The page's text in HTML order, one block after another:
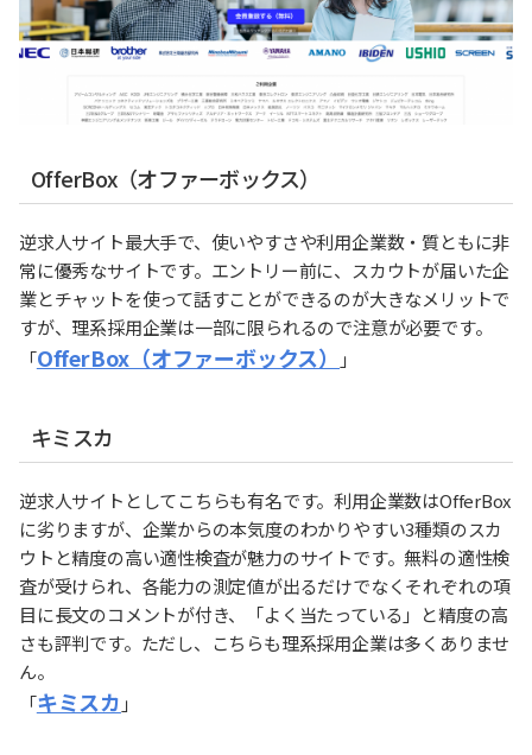
OfferBox（オファーボックス）
逆求人サイト最大手で、使いやすさや利用企業数・質ともに非
常に優秀なサイトです。エントリー前に、スカウトが届いた企
業とチャットを使って話すことができるのが大きなメリットで
すが、理系採用企業は一部に限られるので注意が必要です。
「OfferBox（オファーボックス） 」
キミスカ
逆求人サイトとしてこちらも有名です。利用企業数はOfferBox
に劣りますが、企業からの本気度のわかりやすい3種類のスカ
ウトと精度の高い適性検査が魅力のサイトです。無料の適性検
査が受けられ、各能力の測定値が出るだけでなくそれぞれの項
目に長文のコメントが付き、「よく当たっている」と精度の高
さも評判です。ただし、こちらも理系採用企業は多くありませ
ん。
「キミスカ 」